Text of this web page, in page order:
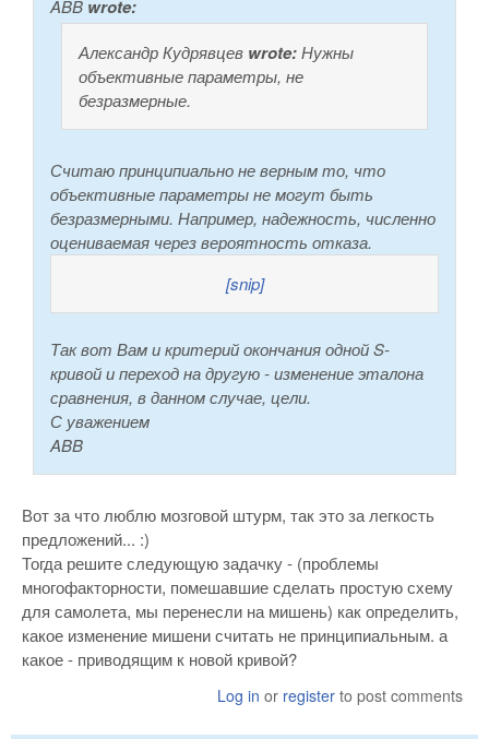
ABB wrote:
Александр Кудрявцев wrote:Нужны
объективные параметры, не
безразмерные.
Считаю принципиально не верным то, что
объективные параметры не могут быть
безразмерными. Например, надежность, численно
оцениваемая через вероятность отказа.
[snip]
Так вот Вам и критерий окончания одной S-
кривой и переход на другую - изменение эталона
сравнения, в данном случае, цели.
С уважением
ABB
Вот за что люблю мозговой штурм, так это за легкость
предложений... :)
Тогда решите следующую задачку - (проблемы
многофакторности, помешавшие сделать простую схему
для самолета, мы перенесли на мишень) как определить,
какое изменение мишени считать не принципиальным. а
какое - приводящим к новой кривой?
Log in or register to post comments